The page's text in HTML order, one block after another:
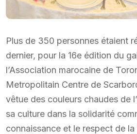
Plus de 350 personnes étaient
dernier, pour la 16e édition du
l’Association marocaine de
Metropolitain Centre de
vêtue des couleurs chaudes de
sa culture dans la solidarité
connaissance et le respect de